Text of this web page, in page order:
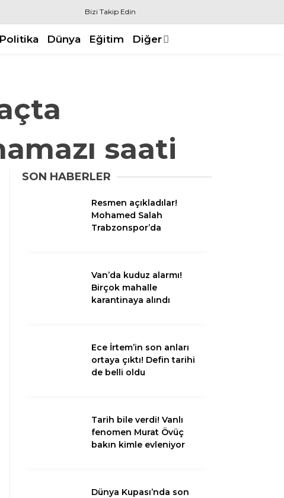
Van
3.Sayfa
Ekonomi
Magazin
Dünya
Bizi Takip Edin
Politika Dünya Eğitim Diğer
saati
SON HABERLER
Resmen açıkladılar!
Mohamed Salah
Trabzonspor’da
Van’da kuduz alarmı!
Birçok mahalle
karantinaya alındı
Ece İrtem’in son anları
ortaya çıktı! Defin tarihi
de belli oldu
Tarih bile verdi! Vanlı
fenomen Murat Övüç
bakın kimle evleniyor
Dünya Kupası’nda son